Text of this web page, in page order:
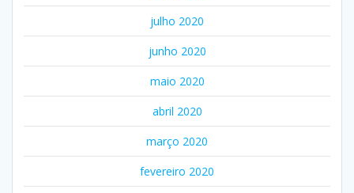
julho 2020
junho 2020
maio 2020
abril 2020
março 2020
fevereiro 2020